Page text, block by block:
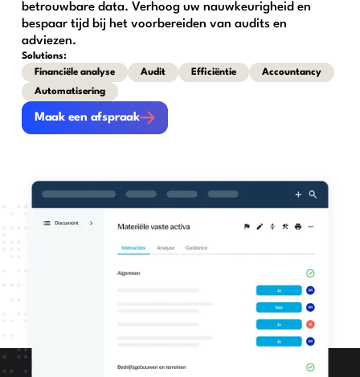
betrouwbare data. Verhoog uw nauwkeurigheid en
bespaar tijd bij het voorbereiden van audits en
adviezen.
Solutions:
Financiële analyse
Audit Efficiëntie
Accountancy
Automatisering
Maak een afspraak
Maak een afspraak